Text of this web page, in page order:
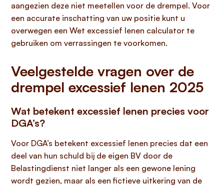
aangezien deze niet meetellen voor de drempel. Voor
een accurate inschatting van uw positie kunt u
overwegen een Wet excessief lenen calculator te
gebruiken om verrassingen te voorkomen.
Veelgestelde vragen over de
drempel excessief lenen 2025
Wat betekent excessief lenen precies voor
DGA’s?
Voor DGA’s betekent excessief lenen precies dat een
deel van hun schuld bij de eigen BV door de
Belastingdienst niet langer als een gewone lening
wordt gezien, maar als een fictieve uitkering van de